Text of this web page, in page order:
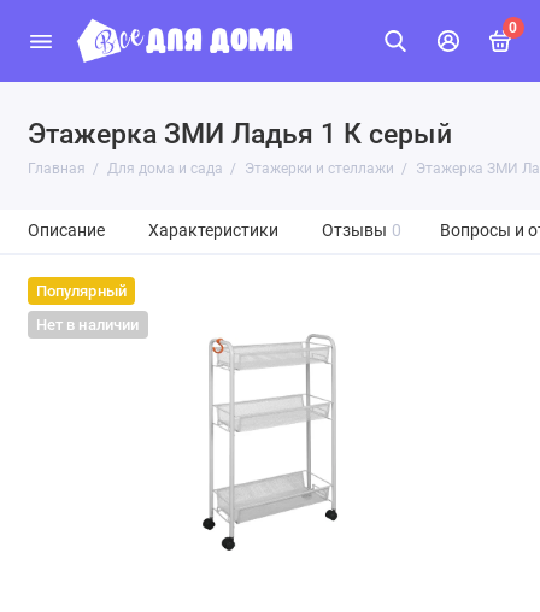
0
Этажерка ЗМИ Ладья 1 К серый
Главная Для дома и сада Этажерки и стеллажи Этажерка ЗМИ
Описание Характеристики Отзывы 0 Вопросы и
Популярный
Нет в наличии